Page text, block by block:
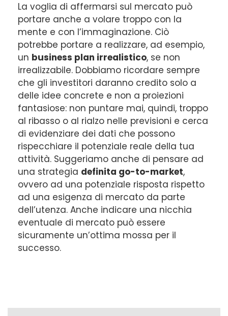
La voglia di affermarsi sul mercato può
portare anche a volare troppo con la
mente e con l’immaginazione. Ciò
potrebbe portare a realizzare, ad esempio,
un business plan irrealistico, se non
irrealizzabile. Dobbiamo ricordare sempre
che gli investitori daranno credito solo a
delle idee concrete e non a proiezioni
fantasiose: non puntare mai, quindi, troppo
al ribasso o al rialzo nelle previsioni e cerca
di evidenziare dei dati che possono
rispecchiare il potenziale reale della tua
attività. Suggeriamo anche di pensare ad
una strategia definita go-to-market,
ovvero ad una potenziale risposta rispetto
ad una esigenza di mercato da parte
dell’utenza. Anche indicare una nicchia
eventuale di mercato può essere
sicuramente un’ottima mossa per il
successo.